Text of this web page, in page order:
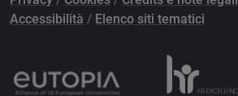
Accessibilità / Elenco siti tematici